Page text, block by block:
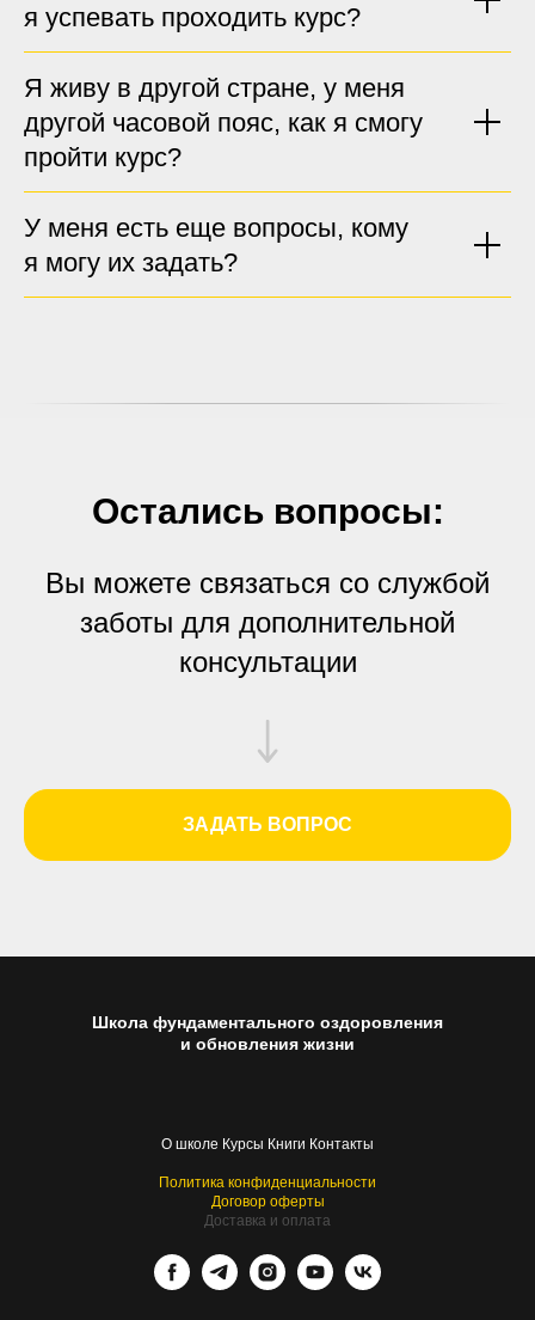
я успевать проходить курс?
Я живу в другой стране, у меня
другой часовой пояс, как я смогу
пройти курс?
У меня есть еще вопросы, кому
я могу их задать?
Остались вопросы:
Вы можете связаться со службой
заботы для дополнительной
консультации
ЗАДАТЬ ВОПРОС
Школа фундаментального оздоровления
и обновления жизни
О школе Курсы Книги Контакты
Политика конфиденциальности
Договор оферты
Доставка и оплата